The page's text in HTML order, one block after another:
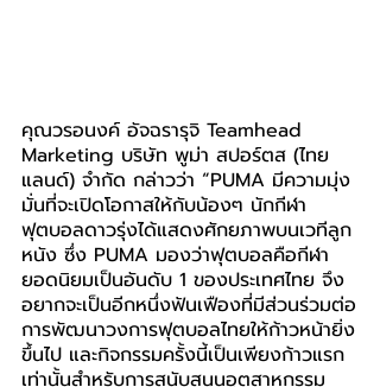
คุณวรอนงค์ อัจฉรารุจิ Teamhead
Marketing บริษัท พูม่า สปอร์ตส (ไทย
แลนด์) จำกัด กล่าวว่า “PUMA มีความมุ่ง
มั่นที่จะเปิดโอกาสให้กับน้องๆ นักกีฬา
ฟุตบอลดาวรุ่งได้แสดงศักยภาพบนเวทีลูก
หนัง ซึ่ง PUMA มองว่าฟุตบอลคือกีฬา
ยอดนิยมเป็นอันดับ 1 ของประเทศไทย จึง
อยากจะเป็นอีกหนึ่งฟันเฟืองที่มีส่วนร่วมต่อ
การพัฒนาวงการฟุตบอลไทยให้ก้าวหน้ายิ่ง
ขึ้นไป และกิจกรรมครั้งนี้เป็นเพียงก้าวแรก
เท่านั้นสำหรับการสนับสนุนอุตสาหกรรม